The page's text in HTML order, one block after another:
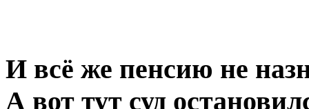
И всё же пенсию не
А вот тут суд